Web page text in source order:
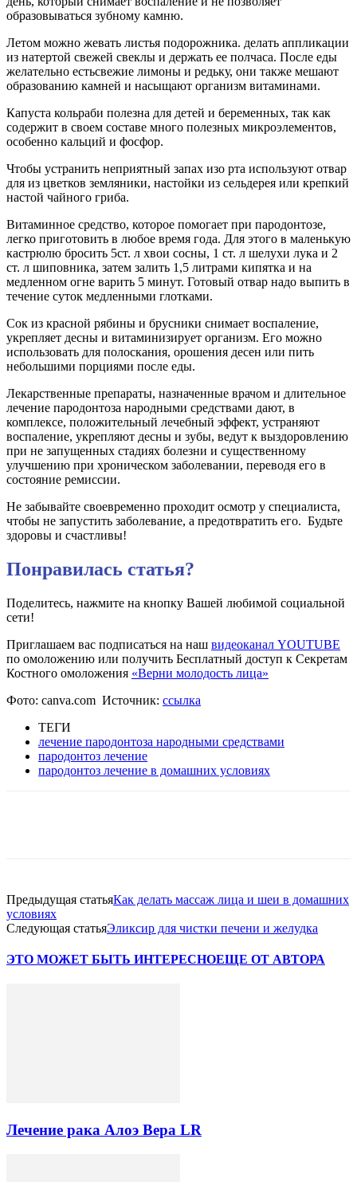
образовываться зубному камню.
Летом можно жевать листья подорожника. делать аппликации
из натертой свежей свеклы и держать ее полчаса. После еды
желательно естьсвежие лимоны и редьку, они также мешают
образованию камней и насыщают организм витаминами.
Капуста кольраби полезна для детей и беременных, так как
содержит в своем составе много полезных микроэлементов,
особенно кальций и фосфор.
Чтобы устранить неприятный запах изо рта используют отвар
для из цветков земляники, настойки из сельдерея или крепкий
настой чайного гриба.
Витаминное средство, которое помогает при пародонтозе,
легко приготовить в любое время года. Для этого в маленькую
кастрюлю бросить 5ст. л хвои сосны, 1 ст. л шелухи лука и 2
ст. л шиповника, затем залить 1,5 литрами кипятка и на
медленном огне варить 5 минут. Готовый отвар надо выпить в
течение суток медленными глотками.
Сок из красной рябины и брусники снимает воспаление,
укрепляет десны и витаминизирует организм. Его можно
использовать для полоскания, орошения десен или пить
небольшими порциями после еды.
Лекарственные препараты, назначенные врачом и длительное
лечение пародонтоза народными средствами дают, в
комплексе, положительный лечебный эффект, устраняют
воспаление, укрепляют десны и зубы, ведут к выздоровлению
при не запущенных стадиях болезни и существенному
улучшению при хроническом заболевании, переводя его в
состояние ремиссии.
Не забывайте своевременно проходит осмотр у специалиста,
чтобы не запустить заболевание, а предотвратить его. Будьте
здоровы и счастливы!
Понравилась статья?
Поделитесь, нажмите на кнопку Вашей любимой социальной
сети!
Приглашаем вас подписаться на наш видеоканал YOUTUBE
по омоложению или получить Бесплатный доступ к Секретам
Костного омоложения «Верни молодость лица»
Фото: canva.com Источник: ссылка
ТЕГИ
лечение пародонтоза народными средствами
пародонтоз лечение
пародонтоз лечение в домашних условиях
Предыдущая статьяКак делать массаж лица и шеи в домашних
условиях
Следующая статьяЭликсир для чистки печени и желудка
ЭТО МОЖЕТ БЫТЬ ИНТЕРЕСНОЕЩЕ ОТ АВТОРА
Лечение рака Алоэ Вера LR